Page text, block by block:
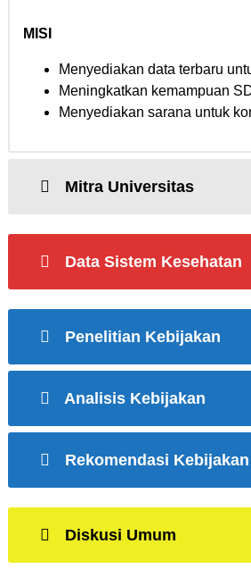
MISI
Menyediakan data terbaru
Meningkatkan kemampuan
Menyediakan sarana untuk
Mitra Universitas
Data Sistem Kesehatan
Penelitian Kebijakan
Analisis Kebijakan
Rekomendasi Kebijakan
Diskusi Umum